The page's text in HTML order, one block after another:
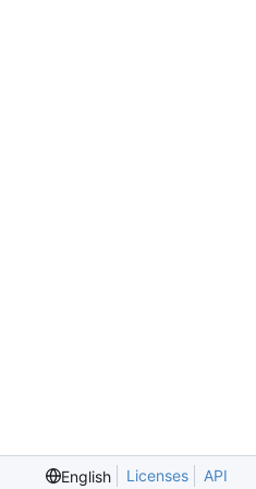
English Licenses API